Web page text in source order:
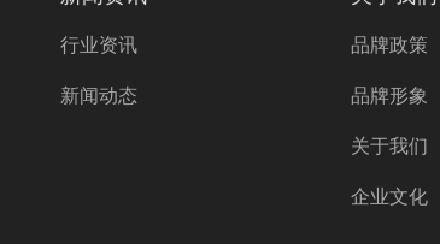
行业资讯
新闻动态
品牌政策
品牌形象
关于我们
企业文化